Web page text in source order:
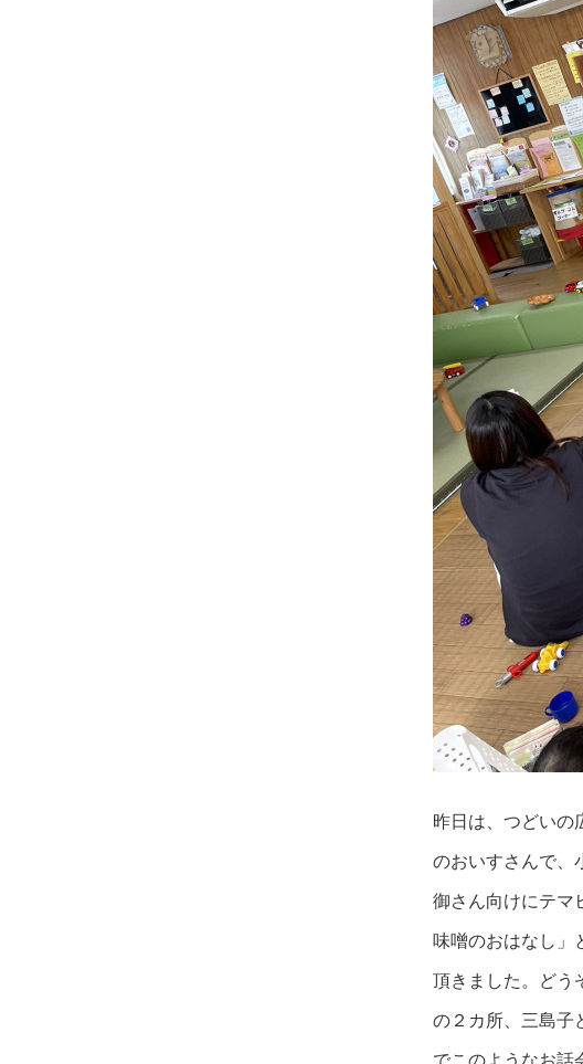
昨日は、つどいの
のおいすさんで、
御さん向けにテ
味噌のおはなし」
頂きました。どう
の２カ所、三島子